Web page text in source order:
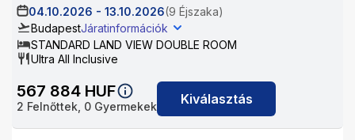
04.10.2026 - 13.10.2026(9 Éjszaka)
BudapestJáratinformációk
STANDARD LAND VIEW DOUBLE ROOM
Ultra All Inclusive
567 884 HUF
2 Felnőttek, 0 Gyermekek Kiválasztás